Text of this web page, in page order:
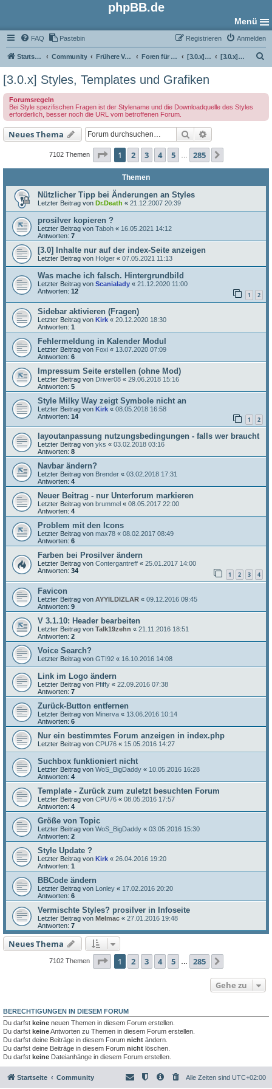
phpBB.de
Menü
FAQ Pastebin Anmelden
Registrieren
Startseite Community Frühere Versionen Foren für phpBB 3.0 [3.0.x] Style-Foren [3.0.x] Styles, Templates und Grafiken
[3.0.x] Styles, Templates und Grafiken
Forumsregeln
Bei Style spezifischen Fragen ist der Stylename und die Downloadquelle des Styles
erforderlich, besser noch die URL vom betroffenen Forum.
Neues Thema Suche
7102 Themen Seite 1von 285
1 2 3 4 5 285
Themen
Nützlicher Tipp bei Änderungen an Styles
Letzter Beitrag von Dr.Death « 21.12.2007 20:39
prosilver kopieren ?
Letzter Beitrag von Taboh « 16.05.2021 14:12
Antworten: 7
[3.0] Inhalte nur auf der index-Seite anzeigen
Letzter Beitrag von Holger « 07.05.2021 11:13
Was mache ich falsch. Hintergrundbild
Letzter Beitrag von Scanialady « 21.12.2020 11:00
Antworten: 12 1 2
Sidebar aktivieren (Fragen)
Letzter Beitrag von Kirk « 20.12.2020 18:30
Antworten: 1
Fehlermeldung in Kalender Modul
Letzter Beitrag von Foxi « 13.07.2020 07:09
Antworten: 6
Impressum Seite erstellen (ohne Mod)
Letzter Beitrag von Driver08 « 29.06.2018 15:16
Antworten: 5
Style Milky Way zeigt Symbole nicht an
Letzter Beitrag von Kirk « 08.05.2018 16:58
Antworten: 14 1 2
layoutanpassung nutzungsbedingungen - falls wer braucht
Letzter Beitrag von yks « 03.02.2018 03:16
Antworten: 8
Navbar ändern?
Letzter Beitrag von Brender « 03.02.2018 17:31
Antworten: 4
Neuer Beitrag - nur Unterforum markieren
Letzter Beitrag von brummel « 08.05.2017 22:00
Antworten: 4
Problem mit den Icons
Letzter Beitrag von max78 « 08.02.2017 08:49
Antworten: 6
Farben bei Prosilver ändern
Letzter Beitrag von Contergantreff « 25.01.2017 14:00
Antworten: 34 1 2 3 4
Favicon
Letzter Beitrag von AYYILDIZLAR « 09.12.2016 09:45
Antworten: 9
V 3.1.10: Header bearbeiten
Letzter Beitrag von Talk19zehn « 21.11.2016 18:51
Antworten: 2
Voice Search?
Letzter Beitrag von GTI92 « 16.10.2016 14:08
Link im Logo ändern
Letzter Beitrag von Pfiffy « 22.09.2016 07:38
Antworten: 7
Zurück-Button entfernen
Letzter Beitrag von Minerva « 13.06.2016 10:14
Antworten: 6
Nur ein bestimmtes Forum anzeigen in index.php
Letzter Beitrag von CPU76 « 15.05.2016 14:27
Suchbox funktioniert nicht
Letzter Beitrag von WoS_BigDaddy « 10.05.2016 16:28
Antworten: 4
Template - Zurück zum zuletzt besuchten Forum
Letzter Beitrag von CPU76 « 08.05.2016 17:57
Antworten: 4
Größe von Topic
Letzter Beitrag von WoS_BigDaddy « 03.05.2016 15:30
Antworten: 2
Style Update ?
Letzter Beitrag von Kirk « 26.04.2016 19:20
Antworten: 1
BBCode ändern
Letzter Beitrag von Lonley « 17.02.2016 20:20
Antworten: 6
Vermischte Styles? prosilver in Infoseite
Letzter Beitrag von Melmac « 27.01.2016 19:48
Antworten: 7
Neues Thema
7102 Themen Seite 1von 285
1 2 3 4 5 285
Gehe zu
BERECHTIGUNGEN IN DIESEM FORUM
Du darfst keine neuen Themen in diesem Forum erstellen.
Du darfst keineAntworten zu Themen in diesem Forum erstellen.
Du darfst deine Beiträge in diesem Forum nicht ändern.
Du darfst deine Beiträge in diesem Forum nicht löschen.
Du darfst keine Dateianhänge in diesem Forum erstellen.
Startseite Community Alle Zeiten sind UTC+02:00